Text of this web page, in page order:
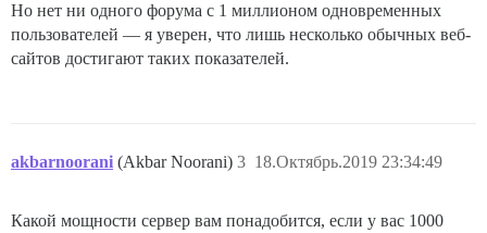
Но нет ни одного форума с 1 миллионом одновременных
пользователей — я уверен, что лишь несколько обычных веб-
сайтов достигают таких показателей.
akbarnoorani (Akbar Noorani) 18.Октябрь.2019 23:34:49
3
Какой мощности сервер вам понадобится, если у вас 1000